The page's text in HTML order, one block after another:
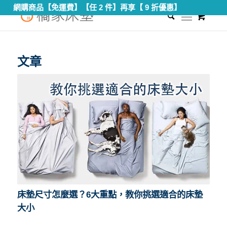
網購商品【免運費】【任 2 件】再享【 9 折優惠】
您現在的位置： 首頁 /適合的床墊大小
文章
床墊尺寸怎麼選？6大重點，教你挑選適合的床墊
大小